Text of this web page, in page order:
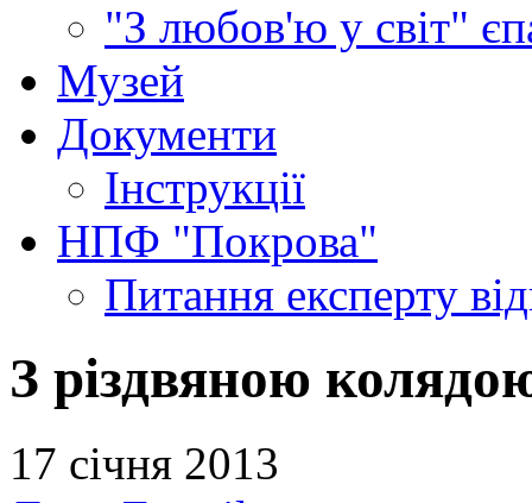
"З любов'ю у світ"
Музей
Документи
Інструкції
НПФ "Покрова"
Питання експерту
З різдвяною
17 січня 2013